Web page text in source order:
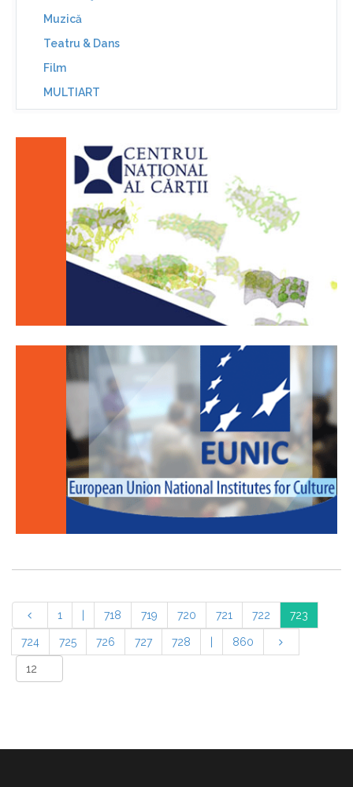
Muzică
Teatru & Dans
Film
MULTIART
1 718 719 720 721 722 723
724 725 726 727 728 860